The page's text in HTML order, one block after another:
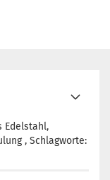
Edelstahl,
, Schlagworte: